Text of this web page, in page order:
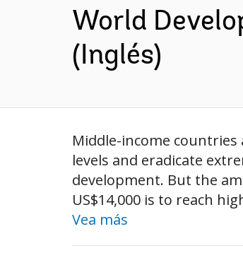
World
(Inglés)
Middle-income countries
levels and eradicate
development. But the
US$14,000 is to reach
Vea más